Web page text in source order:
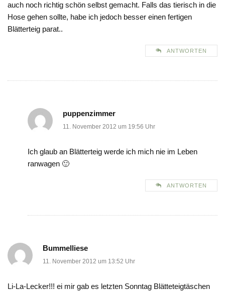
auch noch richtig schön selbst gemacht. Falls das tierisch in die
Hose gehen sollte, habe ich jedoch besser einen fertigen
Blätterteig parat..
ANTWORTEN
puppenzimmer
11. November 2012 um 19:56 Uhr
Ich glaub an Blätterteig werde ich mich nie im Leben
ranwagen 🙂
ANTWORTEN
Bummelliese
11. November 2012 um 13:52 Uhr
Li-La-Lecker!!! ei mir gab es letzten Sonntag Blätteteigtäschen